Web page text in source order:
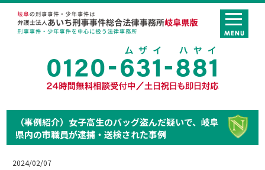
（事例紹介）女子高生のバッグ盗んだ疑いで、岐阜
県内の市職員が逮捕・送検された事例
2024/02/07